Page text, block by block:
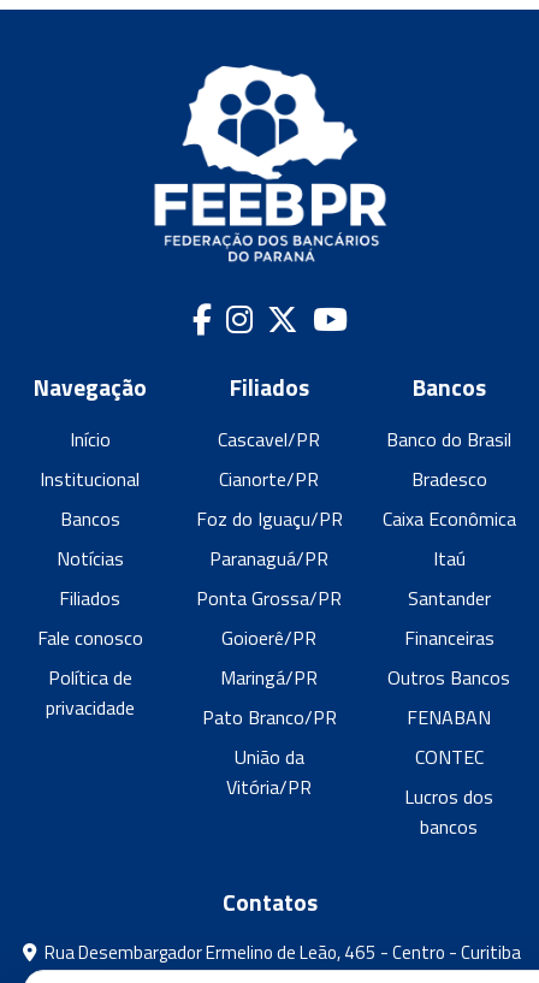
Navegação
Início
Institucional
Bancos
Notícias
Filiados
Fale conosco
Política de
privacidade
Filiados
Cascavel/PR
Cianorte/PR
Foz do Iguaçu/PR
Paranaguá/PR
Ponta Grossa/PR
Goioerê/PR
Maringá/PR
Pato Branco/PR
União da
Vitória/PR
Bancos
Banco do Brasil
Bradesco
Caixa Econômica
Itaú
Santander
Financeiras
Outros Bancos
FENABAN
CONTEC
Lucros dos
bancos
Contatos
Rua Desembargador Ermelino de Leão, 465 - Centro - Curitiba